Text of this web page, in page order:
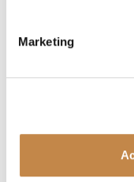
Marketing
privacy,
autorizza
personali
Do il mio